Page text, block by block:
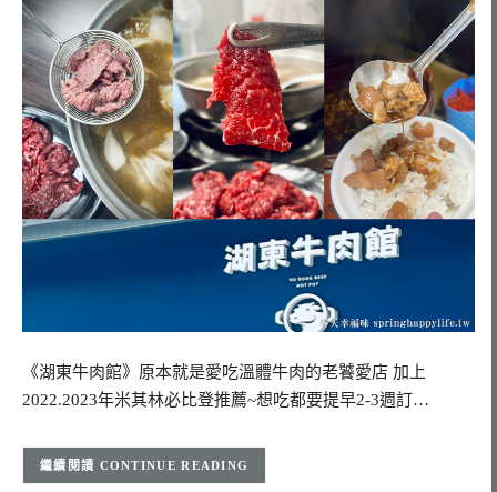
《湖東牛肉館》原本就是愛吃溫體牛肉的老饕愛店 加上
2022.2023年米其林必比登推薦~想吃都要提早2-3週訂…
CONTINUE READING